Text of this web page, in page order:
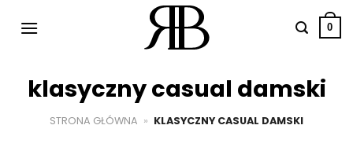
0
klasyczny casual damski
STRONA GŁÓWNA » KLASYCZNY CASUAL DAMSKI